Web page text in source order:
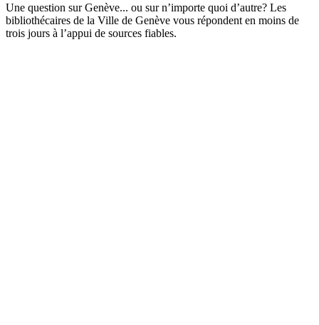
Une question sur Genève... ou sur n’importe quoi d’autre? Les
bibliothécaires de la Ville de Genève vous répondent en moins de
trois jours à l’appui de sources fiables.